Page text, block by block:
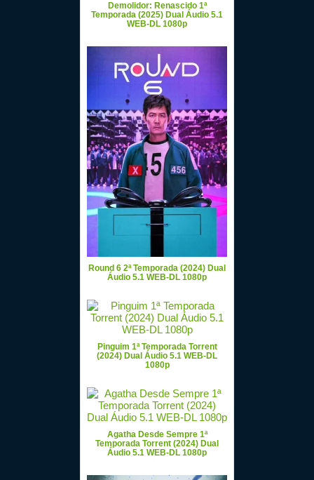
Demolidor: Renascido 1ª
Temporada (2025) Dual Áudio 5.1
WEB-DL 1080p
Round 6 2ª Temporada (2024) Dual
Áudio 5.1 WEB-DL 1080p
Pinguim 1ª Temporada Torrent
(2024) Dual Áudio 5.1 WEB-DL
1080p
Agatha Desde Sempre 1ª
Temporada Torrent (2024) Dual
Áudio 5.1 WEB-DL 1080p